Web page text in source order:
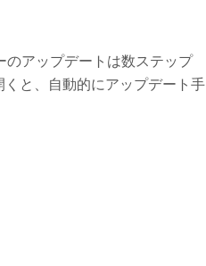
のアップデートは数ステップ
と、自動的にアップデート手